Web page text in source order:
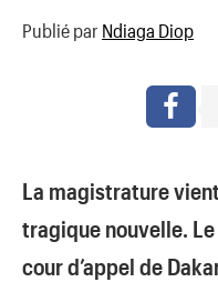
Publié par Ndiaga Diop
La magistrature
tragique nouvelle.
cour d’appel de